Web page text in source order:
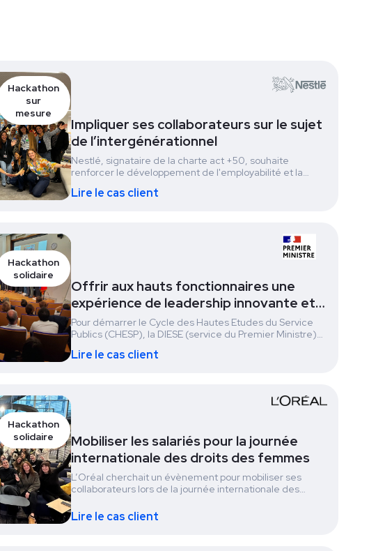
Hackathon
sur
mesure
Impliquer ses collaborateurs sur le sujet
de l’intergénérationnel
Nestlé, signataire de la charte act +50, souhaite
renforcer le développement de l'employabilité et la
expérimentés. Ils ont organisé un hackathon lors de la
Lire le cas client
Hackathon
solidaire
Offrir aux hauts fonctionnaires une
expérience de leadership innovante et
solidaire
Pour démarrer le Cycle des Hautes Etudes du Service
Publics (CHESP), la DIESE (service du Premier Ministre)
hauts fonctionnaires.
Lire le cas client
Hackathon
solidaire
Mobiliser les salariés pour la journée
internationale des droits des femmes
L’Oréal cherchait un évènement pour mobiliser ses
collaborateurs lors de la journée internationale des
Droits des Femmes. Ils ont fait partis des entreprises
partenaires de la 3e édition du Big Bloom for Women, un
grand hackathon internationale sur l'égalité femmes /
Lire le cas client